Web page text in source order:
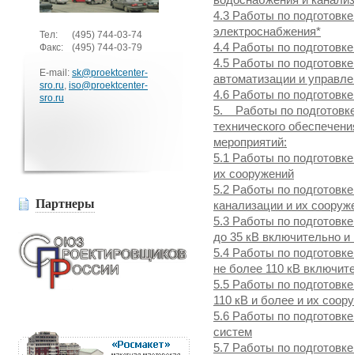
Тел: (495) 744-03-74
Факс:
(495) 744-03-79
E-mail: sk@proektcenter-
sro.ru, iso@proektcenter-
sro.ru
Партнеры
4.3 Работы по
электроснабжения*
4.4 Работы по
4.5 Работы по
автоматизации и
4.6 Работы по
5. Работы по
технического
мероприятий:
5.1 Работы по
их сооружений
5.2 Работы по
канализации и их
5.3 Работы по
до 35 кВ включительно и
5.4 Работы по
не более 110 кВ
5.5 Работы по
110 кВ и более и их
5.6 Работы по
систем
5.7 Работы по